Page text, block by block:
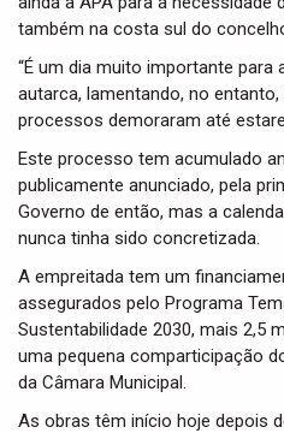
também na costa sul do
“É um dia muito importante para
autarca, lamentando, no
processos demoraram até
Este processo tem acumulado
publicamente anunciado, pela
Governo de então, mas a
nunca tinha sido concretizada.
A empreitada tem um
assegurados pelo Programa
Sustentabilidade 2030, mais 2,5
uma pequena comparticipação
da Câmara Municipal.
As obras têm início hoje depois